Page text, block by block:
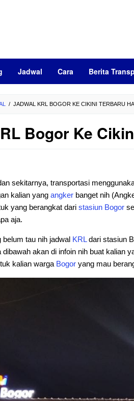
Jadwal Cara Berita
/ JADWAL KRL BOGOR KE CIKINI TERBARU
Bogor Ke
sekitarnya, transportasi
kalian yang angker banget nih
yang berangkat dari stasiun Bogor
aja.
belum tau nih jadwal KRLdari stasiun
akan di infoin nih buat kalian
kalian warga Bogor yang mau